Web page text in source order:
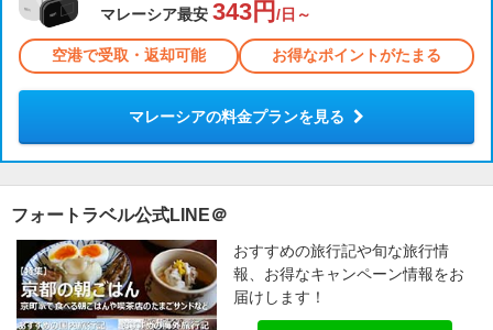
マレーシア最安 343円 /日～
空港で受取・返却可能 お得なポイントがたまる
マレーシアの料金プランを見る
フォートラベル公式LINE＠
おすすめの旅行記や旬な旅行情
報、お得なキャンペーン情報をお
届けします！